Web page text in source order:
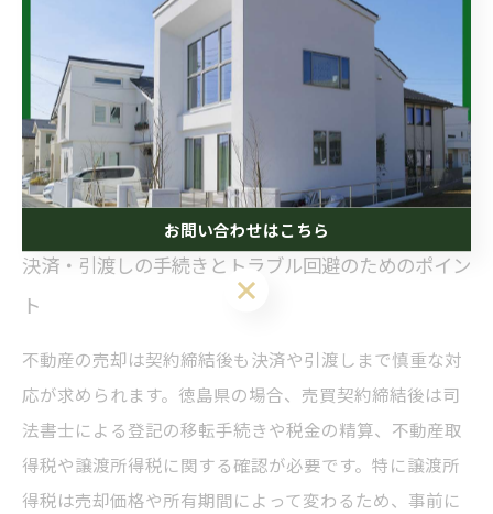
ションが円滑な業者を選択しましょう。さらに、複数社
に査定を依頼し比較検討することで、より有利な条件で
の売却につながります。地元の不動産会社と大手のネッ
トワークを活用するハイブリッドな方法もおすすめで
す。
決済・引渡しの手続きとトラブル回避のためのポイン
ト
不動産の売却は契約締結後も決済や引渡しまで慎重な対
応が求められます。徳島県の場合、売買契約締結後は司
法書士による登記の移転手続きや税金の精算、不動産取
得税や譲渡所得税に関する確認が必要です。特に譲渡所
得税は売却価格や所有期間によって変わるため、事前に
お問い合わせはこちら